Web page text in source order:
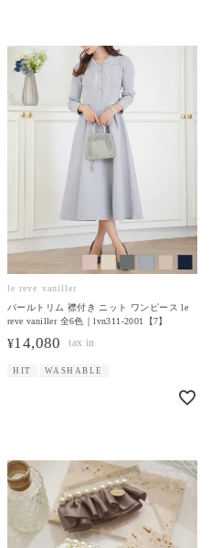
le reve vaniller
パールトリム 襟付き ニット ワンピース le
reve vaniller 全6色｜lvn311-2001【7】
¥14,080
HIT WASHABLE